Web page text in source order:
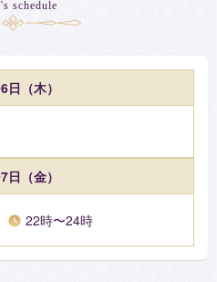
人関係の不安。本来の自分と
時期、守護神、守護霊、過去生
schedule
日（木）
日（金）
22時〜24時